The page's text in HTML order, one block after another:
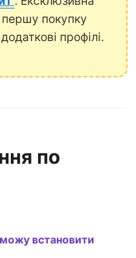
покупку
профілі.
по
встановити